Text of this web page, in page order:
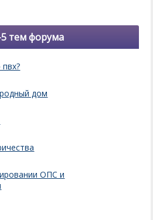
тем форума
дом
ОПС и